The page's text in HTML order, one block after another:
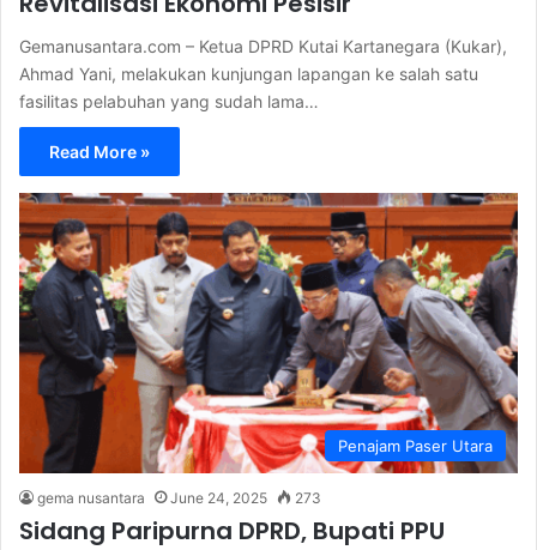
Gemanusantara.com – Ketua DPRD Kutai Kartanegara (Kukar),
Ahmad Yani, melakukan kunjungan lapangan ke salah satu
fasilitas pelabuhan yang sudah lama…
Read More »
Penajam Paser Utara
gema nusantara June 24, 2025 273
Sidang Paripurna DPRD, Bupati PPU